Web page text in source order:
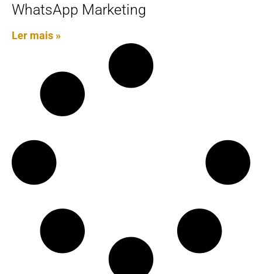
WhatsApp Marketing
Ler mais »